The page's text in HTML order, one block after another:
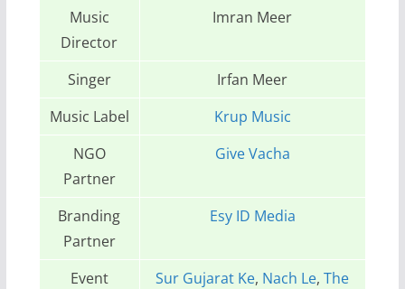
Music
Director
Imran Meer
Singer
Irfan Meer
Music Label
Krup Music
NGO
Partner
Give Vacha
Branding
Partner
Esy ID Media
Event
Sur Gujarat Ke, Nach Le,The